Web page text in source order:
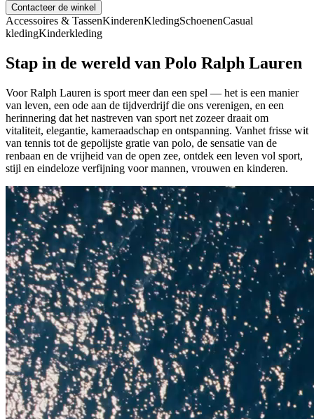
Contacteer de winkel
Accessoires & TassenKinderenKledingSchoenenCasual
kledingKinderkleding
Stap in de wereld van Polo Ralph Lauren
Voor Ralph Lauren is sport meer dan een spel — het is een manier
van leven, een ode aan de tijdverdrijf die ons verenigen, en een
herinnering dat het nastreven van sport net zozeer draait om
vitaliteit, elegantie, kameraadschap en ontspanning. Vanhet frisse wit
van tennis tot de gepolijste gratie van polo, de sensatie van de
renbaan en de vrijheid van de open zee, ontdek een leven vol sport,
stijl en eindeloze verfijning voor mannen, vrouwen en kinderen.